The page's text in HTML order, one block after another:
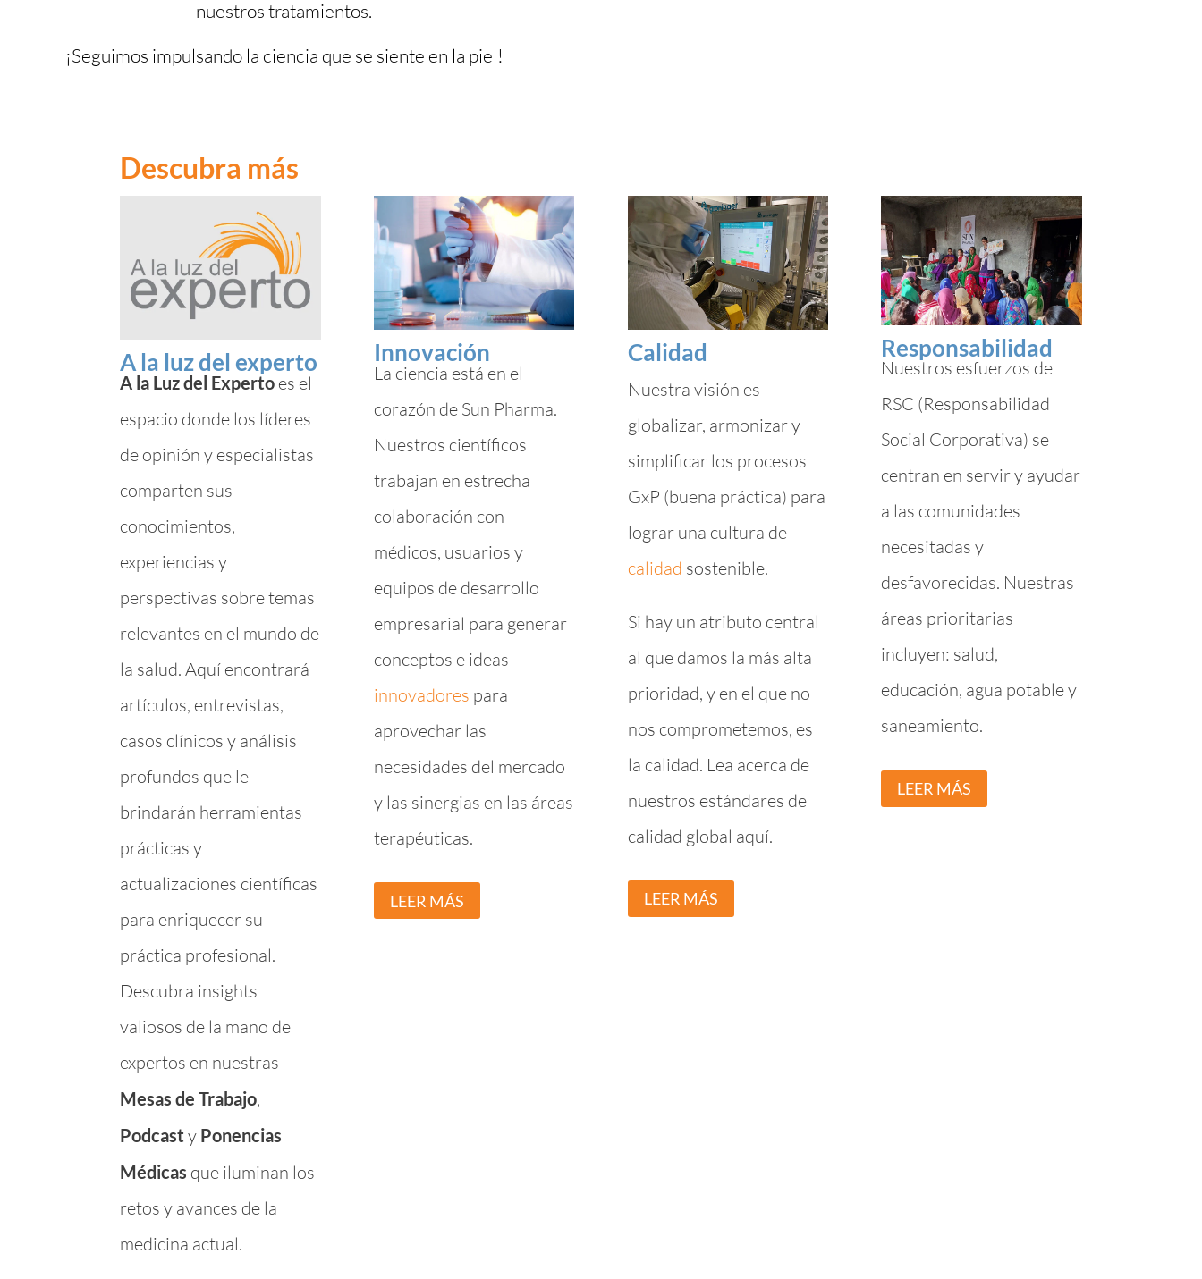
nuestros tratamientos.
¡Seguimos impulsando la ciencia que se siente en la piel!
Descubra más
A la luz del experto
A la Luz del Experto es el
espacio donde los líderes
de opinión y especialistas
comparten sus
conocimientos,
experiencias y
perspectivas sobre temas
relevantes en el mundo de
la salud. Aquí encontrará
artículos, entrevistas,
casos clínicos y análisis
profundos que le
brindarán herramientas
prácticas y
actualizaciones científicas
para enriquecer su
práctica profesional.
Descubra insights
valiosos de la mano de
expertos en nuestras
Mesas de Trabajo,
Podcast y Ponencias
Médicas que iluminan los
retos y avances de la
medicina actual.
Innovación
La ciencia está en el
corazón de Sun Pharma.
Nuestros científicos
trabajan en estrecha
colaboración con
médicos, usuarios y
equipos de desarrollo
empresarial para generar
conceptos e ideas
innovadores para
aprovechar las
necesidades del mercado
y las sinergias en las áreas
terapéuticas.
LEER MÁS
Calidad
Nuestra visión es
globalizar, armonizar y
simplificar los procesos
GxP (buena práctica) para
lograr una cultura de
calidad sostenible.
Si hay un atributo central
al que damos la más alta
prioridad, y en el que no
nos comprometemos, es
la calidad. Lea acerca de
nuestros estándares de
calidad global aquí.
LEER MÁS
Responsabilidad
Nuestros esfuerzos de
RSC (Responsabilidad
Social Corporativa) se
centran en servir y ayudar
a las comunidades
necesitadas y
desfavorecidas. Nuestras
áreas prioritarias
incluyen: salud,
educación, agua potable y
saneamiento.
LEER MÁS